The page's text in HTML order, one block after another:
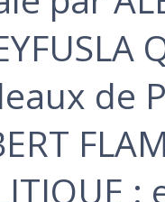
de
: